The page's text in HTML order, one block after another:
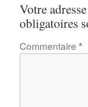
Votre
obligatoires
Commentaire *